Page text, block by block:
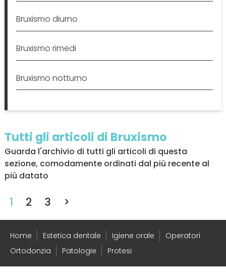
Bruxismo diurno
Bruxismo rimedi
Bruxismo notturno
Tutti gli articoli di Bruxismo
Guarda l'archivio di tutti gli articoli di questa
sezione, comodamente ordinati dal più recente al
più datato
1 2 3 >
Home Estetica dentale Igiene orale
Operatori
Ortodonzia
Patologie Protesi